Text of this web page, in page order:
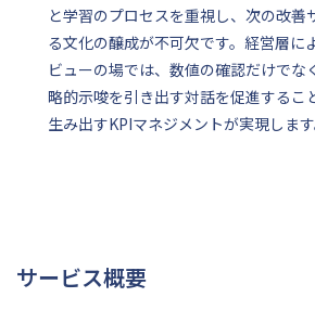
と学習のプロセスを重視し、次の改善
る文化の醸成が不可欠です。経営層に
ビューの場では、数値の確認だけでな
略的示唆を引き出す対話を促進するこ
生み出すKPIマネジメントが実現します
サービス概要